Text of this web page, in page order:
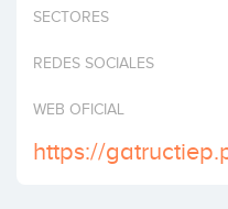
Inicio
SECTORES
REDES SOCIALES
WEB OFICIAL
https://